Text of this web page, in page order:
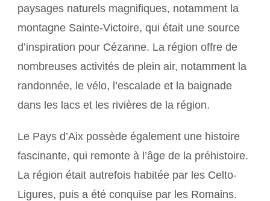
paysages naturels magnifiques, notamment la
montagne Sainte-Victoire, qui était une source
d’inspiration pour Cézanne. La région offre de
nombreuses activités de plein air, notamment la
randonnée, le vélo, l’escalade et la baignade
dans les lacs et les rivières de la région.
Le Pays d’Aix possède également une histoire
fascinante, qui remonte à l’âge de la préhistoire.
La région était autrefois habitée par les Celto-
Ligures, puis a été conquise par les Romains.